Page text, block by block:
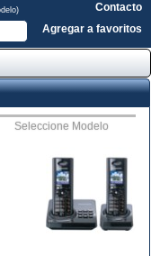
Contacto
Agregar a favoritos
Seleccione Modelo